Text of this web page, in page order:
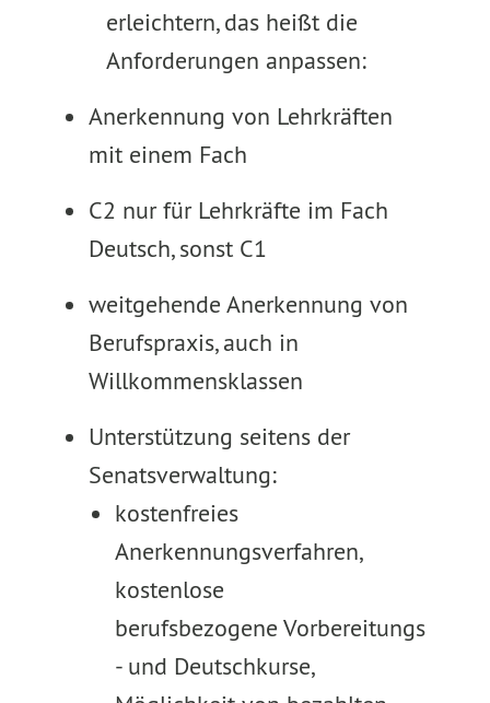
erleichtern, das heißt die
Anforderungen anpassen:
Anerkennung von Lehrkräften
mit einem Fach
C2 nur für Lehrkräfte im Fach
Deutsch, sonst C1
weitgehende Anerkennung von
Berufspraxis, auch in
Willkommensklassen
Unterstützung seitens der
Senatsverwaltung:
kostenfreies
Anerkennungsverfahren,
kostenlose
berufsbezogene Vorbereitungs
- und Deutschkurse,